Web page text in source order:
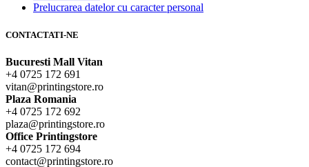
Prelucrarea datelor cu caracter personal
CONTACTATI-NE
Bucuresti Mall Vitan
+4 0725 172 691
vitan@printingstore.ro
Plaza Romania
+4 0725 172 692
plaza@printingstore.ro
Office Printingstore
+4 0725 172 694
contact@printingstore.ro